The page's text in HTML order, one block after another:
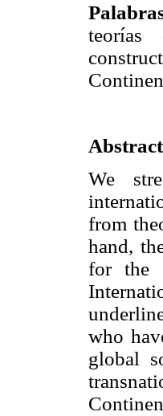
teorías
Abstract
We
from
hand,
for the
who
global